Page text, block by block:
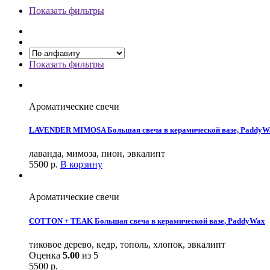
Показать фильтры
Показать фильтры
Ароматические свечи
LAVENDER MIMOSA Большая свеча в керамической вазе,
лаванда, мимоза, пион, эвкалипт
5500 р. В корзину
Ароматические свечи
COTTON + TEAK Большая свеча в керамической вазе, PaddyWax
тиковое дерево, кедр, тополь, хлопок, эвкалипт
Оценка 5.00 из 5
5500 р.